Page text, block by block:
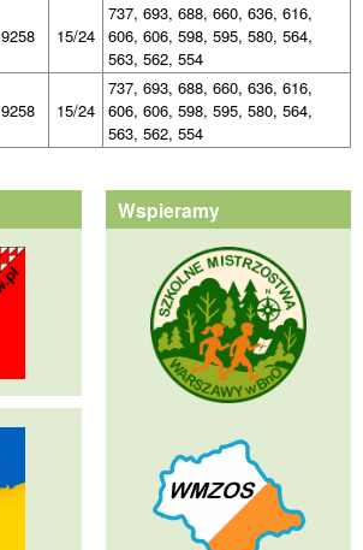
9258 15/24
737, 693, 688, 660, 636, 616,
606, 606, 598, 595, 580, 564,
563, 562, 554
9258 15/24
737, 693, 688, 660, 636, 616,
606, 606, 598, 595, 580, 564,
563, 562, 554
Wspieramy